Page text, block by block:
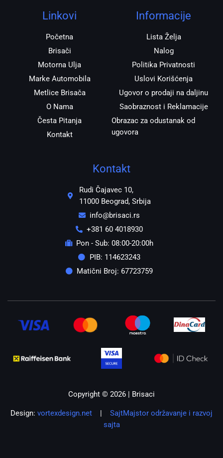
r
a
Linkovi
Početna
Brisači
Motorna Ulja
Marke Automobila
Metlice Brisača
O Nama
Česta Pitanja
Kontakt
Informacije
Lista Želja
Nalog
Politika Privatnosti
Uslovi Korišćenja
Ugovor o prodaji na daljinu
Saobraznost i Reklamacije
Obrazac za odustanak od
ugovora
Kontakt
Rudi Čajavec 10,
11000 Beograd, Srbija
info@brisaci.rs
+381 60 4018930
Pon - Sub: 08:00-20:00h
PIB: 114623243
Matični Broj: 67723759
Copyright © 2026 | Brisaci
Design: vortexdesign.net | SajtMajstor održavanje i razvoj
sajta